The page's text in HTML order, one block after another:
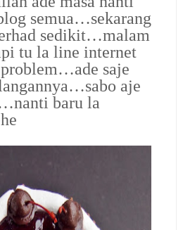
semua…sekarang
sedikit…malam
tu la line internet
saje
aje
baru la